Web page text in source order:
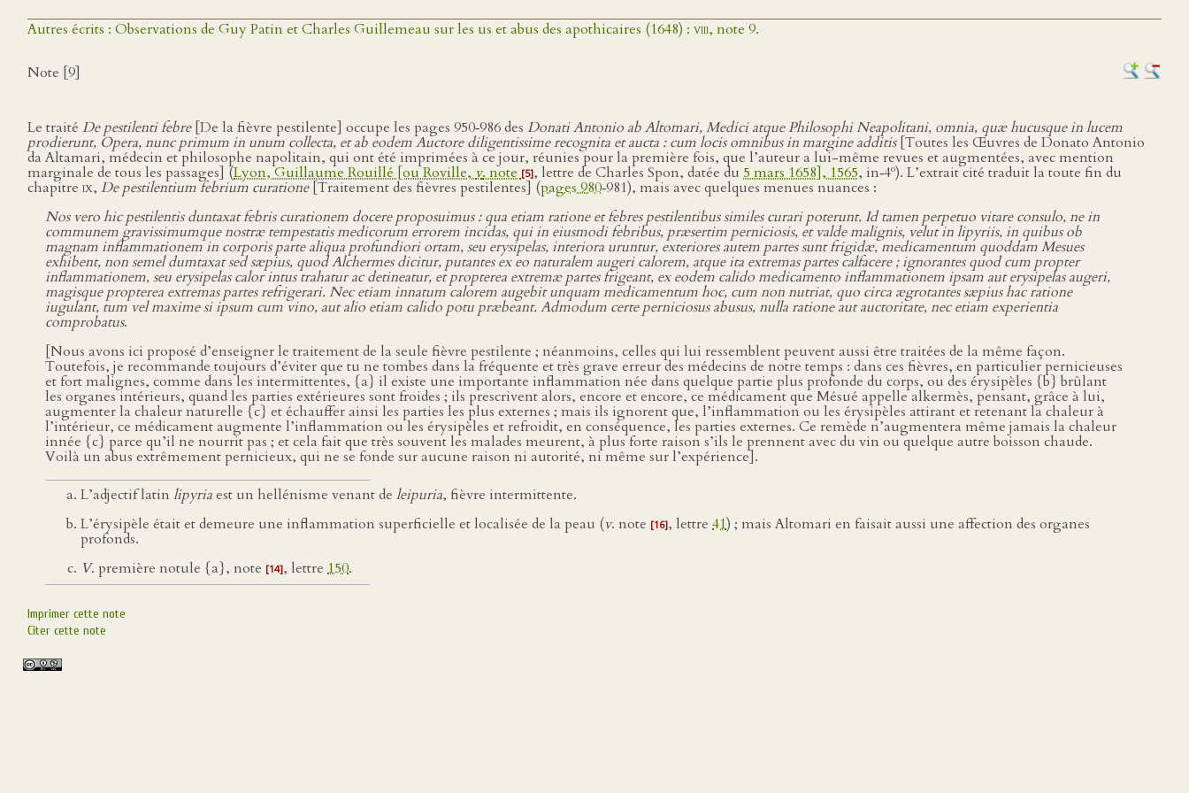
Autres écrits : Observations de Guy Patin et Charles Guillemeau sur les us et abus des apothicaires (1648) : viii, note 9.
Note [9]
Le traité De pestilenti febre[De la fièvre pestilente] occupe les pages 950‑986 des Donati Antonio ab Altomari, Medici atque Philosophi Neapolitani, omnia, quæ hucusque in lucem
prodierunt, Opera, nunc primum in unum collecta, et ab eodem Auctore diligentissime recognita et aucta : cum locis omnibus in margine additis[Toutes les Œuvres de Donato Antonio
da Altamari, médecin et philosophe napolitain, qui ont été imprimées à ce jour, réunies pour la première fois, que l’auteur a lui-même revues et augmentées, avec mention
marginale de tous les passages] (Lyon, Guillaume Rouillé [ou Roville, v. note [5], lettre de Charles Spon, datée du 5 mars 1658], 1565, in‑4o). L’extrait cité traduit la toute fin du
chapitre ix, De pestilentium febrium curatione[Traitement des fièvres pestilentes] (pages 980‑981), mais avec quelques menues nuances :
Nos vero hic pestilentis duntaxat febris curationem docere proposuimus : qua etiam ratione et febres pestilentibus similes curari poterunt. Id tamen perpetuo vitare consulo, ne in
communem gravissimumque nostræ tempestatis medicorum errorem incidas, qui in eiusmodi febribus, præsertim perniciosis, et valde malignis, velut in lipyriis, in quibus ob
magnam inflammationem in corporis parte aliqua profundiori ortam, seu erysipelas, interiora uruntur, exteriores autem partes sunt frigidæ, medicamentum quoddam Mesues
exhibent, non semel dumtaxat sed sæpius, quod Alchermes dicitur, putantes ex eo naturalem augeri calorem, atque ita extremas partes calfacere ; ignorantes quod cum propter
inflammationem, seu erysipelas calor intus trahatur ac detineatur, et propterea extremæ partes frigeant, ex eodem calido medicamento inflammationem ipsam aut erysipelas augeri,
magisque propterea extremas partes refrigerari. Nec etiam innatum calorem augebit unquam medicamentum hoc, cum non nutriat, quo circa ægrotantes sæpius hac ratione
iugulant, tum vel maxime si ipsum cum vino, aut alio etiam calido potu præbeant. Admodum certe perniciosus abusus, nulla ratione aut auctoritate, nec etiam experientia
comprobatus.
[Nous avons ici proposé d’enseigner le traitement de la seule fièvre pestilente ; néanmoins, celles qui lui ressemblent peuvent aussi être traitées de la même façon.
Toutefois, je recommande toujours d’éviter que tu ne tombes dans la fréquente et très grave erreur des médecins de notre temps : dans ces fièvres, en particulier pernicieuses
et fort malignes, comme dans les intermittentes, {a} il existe une importante inflammation née dans quelque partie plus profonde du corps, ou des érysipèles {b} brûlant
les organes intérieurs, quand les parties extérieures sont froides ; ils prescrivent alors, encore et encore, ce médicament que Mésué appelle alkermès, pensant, grâce à lui,
augmenter la chaleur naturelle {c} et échauffer ainsi les parties les plus externes ; mais ils ignorent que, l’inflammation ou les érysipèles attirant et retenant la chaleur à
l’intérieur, ce médicament augmente l’inflammation ou les érysipèles et refroidit, en conséquence, les parties externes. Ce remède n’augmentera même jamais la chaleur
innée {c} parce qu’il ne nourrit pas ; et cela fait que très souvent les malades meurent, à plus forte raison s’ils le prennent avec du vin ou quelque autre boisson chaude.
Voilà un abus extrêmement pernicieux, qui ne se fonde sur aucune raison ni autorité, ni même sur l’expérience].
L’adjectif latin lipyriaest un hellénisme venant de leipuria, fièvre intermittente.
L’érysipèle était et demeure une inflammation superficielle et localisée de la peau (v. note [16], lettre 41) ; mais Altomari en faisait aussi une affection des organes
profonds.
V. première notule {a}, note [14], lettre 150.
Imprimer cette note
Citer cette note